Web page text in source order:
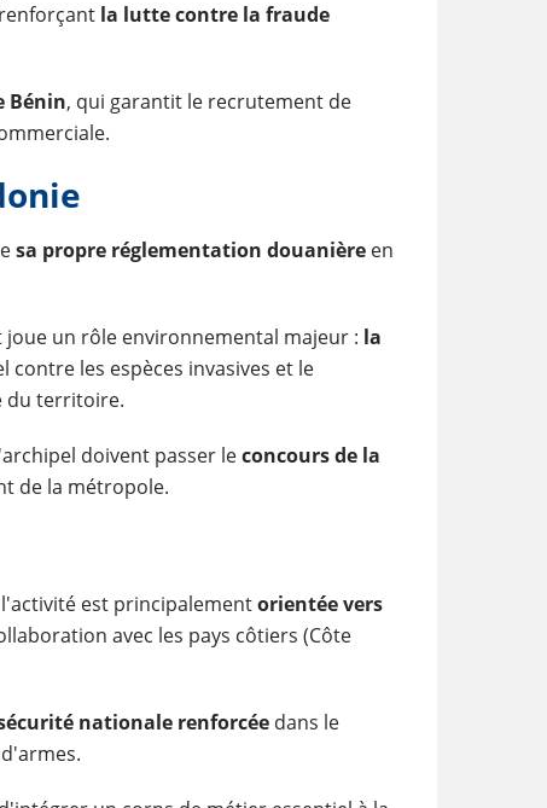
la lutte contre la fraude
Bénin, qui garantit le recrutement de
sa propre réglementation douanièreen
joue un rôle environnemental majeur : la
contre les espèces invasives et le
du territoire.
doivent passer leconcours de la
de la métropole.
est principalementorientée vers
avec les pays côtiers (Côte
nationale renforcéedans le